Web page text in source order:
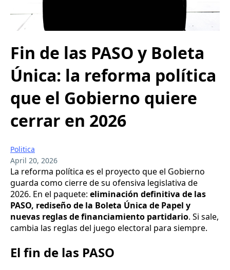
Fin de las PASO y Boleta
Única: la reforma política
que el Gobierno quiere
cerrar en 2026
Politica
April 20, 2026
La reforma política es el proyecto que el Gobierno
guarda como cierre de su ofensiva legislativa de
2026. En el paquete: eliminación definitiva de las
PASO, rediseño de la Boleta Única de Papel y
nuevas reglas de financiamiento partidario. Si sale,
cambia las reglas del juego electoral para siempre.
El fin de las PASO